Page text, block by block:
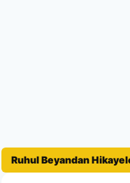
gibi konular,
Ruhul Beyandan